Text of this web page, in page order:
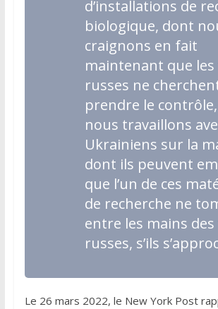
d’installations de
biologique, dont
craignons en fait
maintenant que les
russes ne
prendre le
nous travaillons
Ukrainiens sur la
dont ils peuvent
que l’un de ces
de recherche ne
entre les mains
russes, s’ils
Le 26 mars 2022, le New York Post